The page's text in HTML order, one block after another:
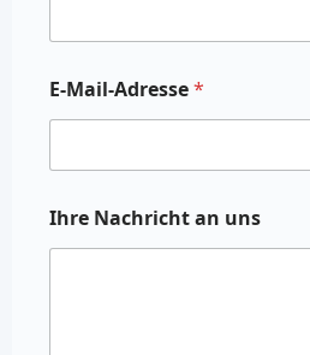
E-Mail-Adresse*
Ihre Nachricht an uns